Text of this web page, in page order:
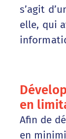
s’agit
elle, qui
en
Afin de
en